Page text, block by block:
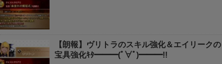
【朗報】ヴリトラのスキル強化＆エイリークの
宝具強化ｷﾀ━━━(ﾟ∀ﾟ)━━━!!